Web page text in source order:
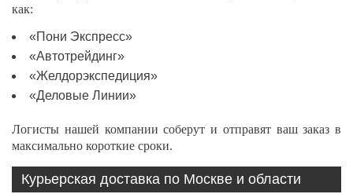
как:
«Пони Экспресс»
«Автотрейдинг»
«Желдорэкспедиция»
«Деловые Линии»
Логисты нашей компании соберут и отправят ваш заказ в
максимально короткие сроки.
Курьерская доставка по Москве и области